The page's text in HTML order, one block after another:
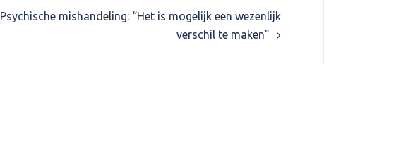
Psychische mishandeling: “Het is mogelijk een wezenlijk
verschil te maken”